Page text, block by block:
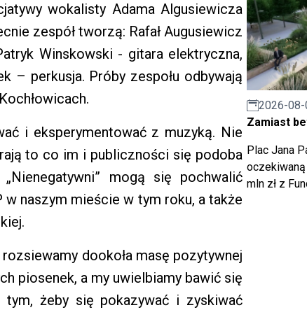
wokalisty Adama Algusiewicza
zespół tworzą: Rafał Augusiewicz
Winskowski - gitara elektryczna,
– perkusja. Próby zespołu odbywają
i eksperymentować z muzyką. Nie
to co im i publiczności się podoba
mogą się pochwalić
w naszym mieście w tym roku, a także
dookoła masę pozytywnej
piosenek, a my uwielbiamy bawić się
żeby się pokazywać i zyskiwać
2026-08-
Zamiast
Plac Jana
oczekiwaną
mln zł z